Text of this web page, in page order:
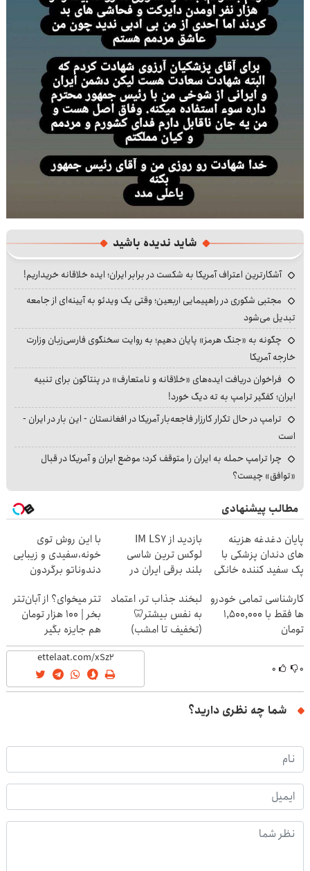
شاید ندیده باشید
آشکارترین اعتراف آمریکا به شکست در برابر ایران؛ ایده خلاقانه خریداریم!
مجتبی شکوری در راهپیمایی اربعین؛ وقتی یک ویدئو به آیینه‌ای از جامعه
تبدیل می‌شود
چگونه به «جنگ هرمز» پایان دهیم؛ به روایت سخنگوی فارسی‌زبان وزارت
خارجه آمریکا
فراخوان دریافت ایده‌های «خلاقانه و نامتعارف» در پنتاگون برای تنبیه
ایران؛ کفگیر ترامپ به ته دیگ خورد!
ترامپ در حال تکرار کارزار فاجعه‌بار آمریکا در افغانستان - این بار در ایران -
است
چرا ترامپ حمله به ایران را متوقف کرد؛ موضع ایران و آمریکا در قبال
«توافق» چیست؟
مطالب پیشنهادی
پایان دغدغه هزینه
های دندان پزشکی با
پک سفید کننده خانگی
بازدید از IM LS7
لوکس ترین شاسی
بلند برقی ایران در
با این روش توی
خونه،سفیدی و زیبایی
دندوناتو برگردون
کارشناسی تمامی خودرو
ها فقط با 1,500,000
تومان
لبخند جذاب تر، اعتماد
به نفس بیشتر🦷
(تخفیف تا امشب)
تتر میخوای؟ از آبان‌تتر
بخر | 100 هزار تومان
هم جایزه بگیر
۰ ۰
شما چه نظری دارید؟